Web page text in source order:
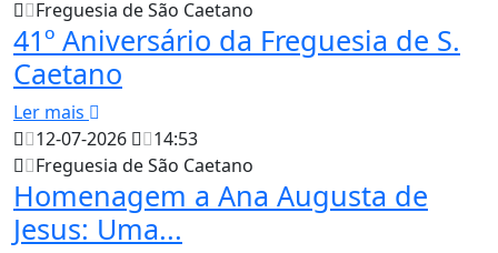
Freguesia de São Caetano
41º Aniversário da Freguesia de S.
Caetano
Ler mais
12-07-2026
14:53
Freguesia de São Caetano
Homenagem a Ana Augusta de
Jesus: Uma...